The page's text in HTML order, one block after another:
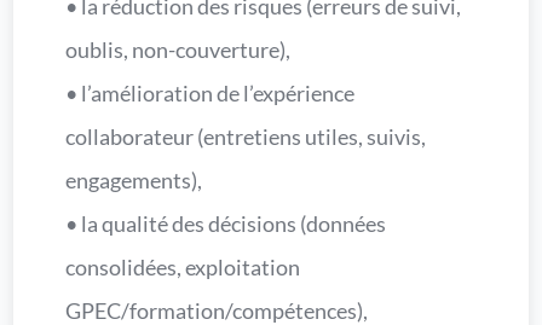
• la réduction des risques (erreurs de suivi,
oublis, non-couverture),
• l’amélioration de l’expérience
collaborateur (entretiens utiles, suivis,
engagements),
• la qualité des décisions (données
consolidées, exploitation
GPEC/formation/compétences),